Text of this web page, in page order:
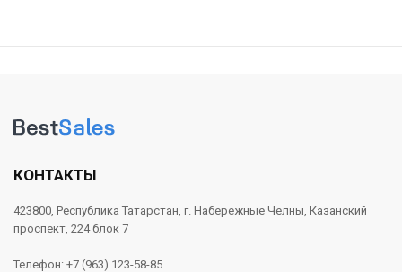
КОНТАКТЫ
423800, Республика Татарстан, г. Набережные Челны, Казанский
проспект, 224 блок 7
Телефон: +7 (963) 123-58-85